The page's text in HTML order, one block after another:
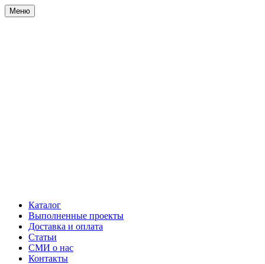
Меню
Каталог
Выполненные проекты
Доставка и оплата
Статьи
СМИ о нас
Контакты